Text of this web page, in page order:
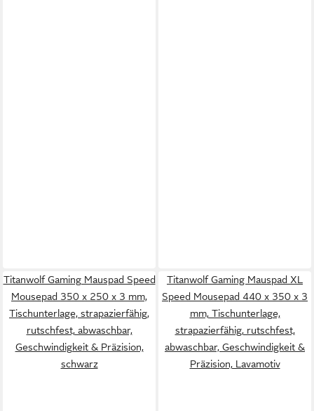
Titanwolf Gaming Mauspad Speed
Mousepad 350 x 250 x 3 mm,
Tischunterlage, strapazierfähig,
rutschfest, abwaschbar,
Geschwindigkeit & Präzision,
schwarz
Titanwolf Gaming Mauspad XL
Speed Mousepad 440 x 350 x 3
mm, Tischunterlage,
strapazierfähig, rutschfest,
abwaschbar, Geschwindigkeit &
Präzision, Lavamotiv